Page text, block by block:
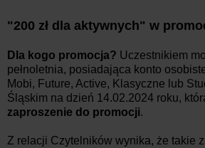
"200 zł dla aktywnych" w
Dla kogo promocja? Uczestnikiem
pełnoletnia, posiadająca konto
Mobi, Future, Active, Klasyczne lub
Śląskim na dzień 14.02.2024 roku,
zaproszenie do promocji.
Z relacji Czytelników wynika, że takie